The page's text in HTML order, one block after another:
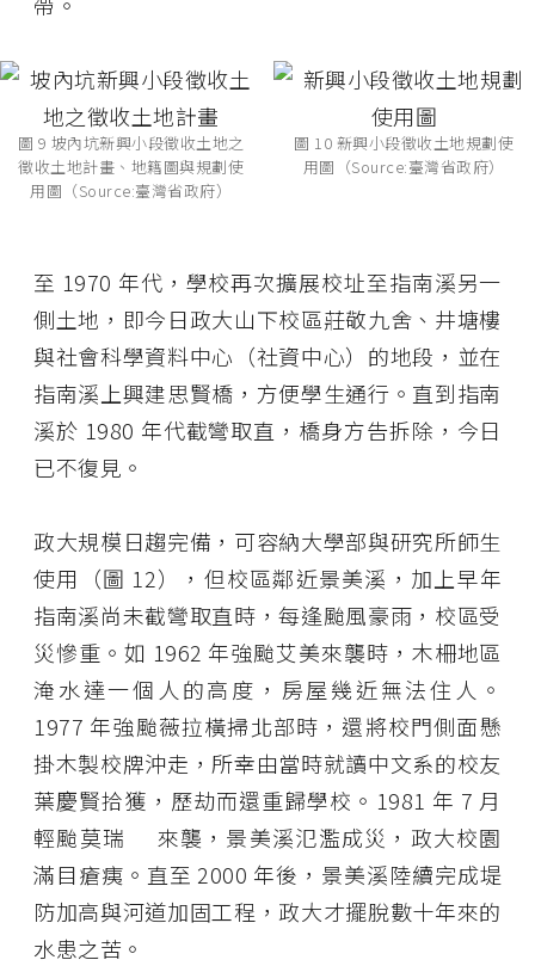
圖 9 坡內坑新興小段徵收土地之
徵收土地計畫、地籍圖與規劃使
用圖（Source:臺灣省政府）
圖 10 新興小段徵收土地規劃使
用圖（Source:臺灣省政府）
至 1970 年代，學校再次擴展校址至指南溪另一
側土地，即今日政大山下校區莊敬九舍、井塘樓
與社會科學資料中心（社資中心）的地段，並在
指南溪上興建思賢橋，方便學生通行。直到指南
溪於 1980 年代截彎取直，橋身方告拆除，今日
已不復見。
政大規模日趨完備，可容納大學部與研究所師生
使用（圖 12），但校區鄰近景美溪，加上早年
指南溪尚未截彎取直時，每逢颱風豪雨，校區受
災慘重。如 1962 年強颱艾美來襲時，木柵地區
淹水達一個人的高度，房屋幾近無法住人。
1977 年強颱薇拉橫掃北部時，還將校門側面懸
掛木製校牌沖走，所幸由當時就讀中文系的校友
葉慶賢拾獲，歷劫而還重歸學校。1981 年 7 月
輕颱莫瑞 來襲，景美溪氾濫成災，政大校園
滿目瘡痍。直至 2000 年後，景美溪陸續完成堤
防加高與河道加固工程，政大才擺脫數十年來的
水患之苦。